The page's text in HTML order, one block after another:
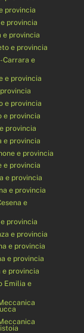
provincia
provincia
e provincia
e provincia
Carrara e
e provincia
e provincia
e provincia
provincia
e provincia
e provincia
e provincia
e provincia
e provincia
e
provincia
e provincia
e provincia
e provincia
e provincia
Emilia e